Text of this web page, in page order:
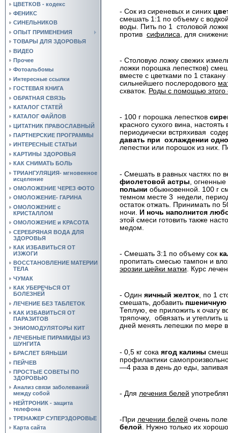
ЦВЕТКОВ - кодекс
ФЕНИКС
СИНЕЛЬНИКОВ
ОПЫТ ПРИМЕНЕНИЯ
ТОВАРЫ ДЛЯ ЗДОРОВЬЯ
ВИДЕО
Прочее
Фотоальбомы
Интересные ссылки
ГОСТЕВАЯ КНИГА
ОБРАТНАЯ СВЯЗЬ
КАТАЛОГ СТАТЕЙ
КАТАЛОГ ФАЙЛОВ
ЦИТАТНИК ПРАВОСЛАВНЫЙ
ПАРТНЕРСКИЕ ПРОГРАММЫ
ИНТЕРЕСНЫЕ СТАТЬИ
КАРТИНЫ ЗДОРОВЬЯ
КАК СНИМАТЬ БОЛЬ
ТРИАНГУЛЯЦИЯ- мгновенное
исцеление
ОМОЛОЖЕНИЕ ЧЕРЕЗ ФОТО
ОМОЛОЖЕНИЕ- ГАРИНА
ОМОЛОЖЕНИЕ с
КРИСТАЛЛОМ
ОМОЛОЖЕНИЕ и КРАСОТА
СЕРЕБРЯНАЯ ВОДА ДЛЯ
ЗДОРОВЬЯ
КАК ИЗБАВИТЬСЯ ОТ
ИЗЖОГИ
ВОССТАНОВЛЕНИЕ МАТЕРИИ
ТЕЛА
ЧУМАК
КАК УБЕРЕЧЬСЯ ОТ
БОЛЕЗНЕЙ
ЛЕЧЕНИЕ БЕЗ ТАБЛЕТОК
КАК ИЗБАВИТЬСЯ ОТ
ПАРАЗИТОВ
ЭНИОМОДУЛЯТОРЫ КИТ
ЛЕЧЕБНЫЕ ПИРАМИДЫ ИЗ
ШУНГИТА
БРАСЛЕТ БЯНЬШИ
ПЕЙЧЕВ
ПРОСТЫЕ СОВЕТЫ ПО
ЗДОРОВЬЮ
Анализ связи заболеваний
между собой
НЕЙТРОНИК - защита
телефона
ТРЕНАЖЕР СУПЕРЗДОРОВЬЕ
Карта сайта
- Сок из сиреневых и синих
смешать 1:1 по объему с
воды. Пить по 1
столовой
против сифилиса , для
- Столовую ложку свежих
ложки порошка лепестков)
вместе с цветками по 1
сильнейшего послеродового
схваток. Роды с помощью этого
- 100 г порошка лепестков
красного сухого вина,
периодически встряхивая
давать при охлаждении
лепестки или порошок из них.
- Смешать в равных частях по
фиолетовой астры ,
полыни обыкновенной. 100 г
темном месте 3
недели,
остаток отжать. Принимать по
ночи. И ночь наполнится
этой смеси готовить также
медом.
- Смешать 3:1 по объему сок
пропитать смесью тампон и
эрозии шейки матки. Курс
- Один яичный желток, по 1
смешать, добавить
Теплую, ее приложить к очагу
тряпочку, обвязать и
дней менять лепешки по мере
- 0,5 кг сока ягод калины
профилактики
—4 раза в день до еды,
- Для лечения белей
-При лечении белей очень
белой. Нужно только их хорошо